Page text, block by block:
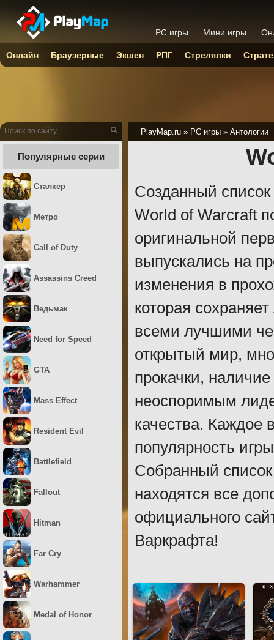
PlayMap.ru » PC игры » Антологии
Созданный список
World of Warcraft
оригинальной
выпускались на
изменения в
которая
всеми лучшими
открытый мир,
прокачки,
неоспоримым
качества. Каждое
популярность
Собранный список
находятся все
официального
Варкрафта!
Популярные серии
Сталкер
Метро
Call of Duty
Assassins Creed
Ведьмак
Need for Speed
GTA
Mass Effect
Resident Evil
Battlefield
Fallout
Hitman
Far Cry
Warhammer
Medal of Honor
PC игры Мини игры
Онлайн Браузерные Экшен РПГ Стрелялки